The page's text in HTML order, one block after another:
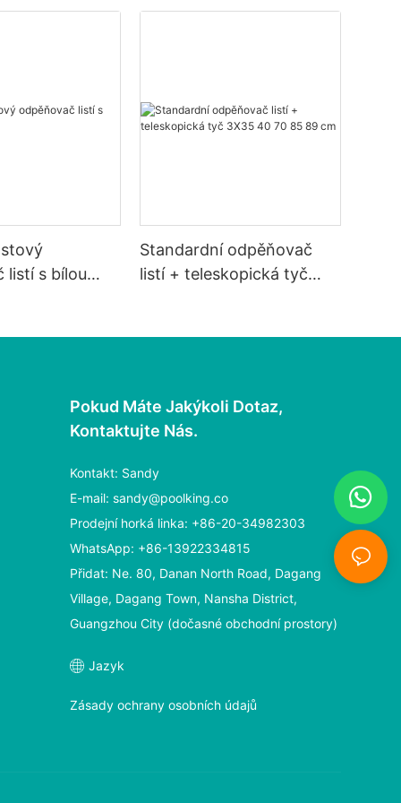
listí s bílou
Standardní odpěňovač
listí + teleskopická tyč
Pokud Máte Jakýkoli Dotaz,
Kontaktujte Nás.
Kontakt: Sandy
E-mail:sandy@poolking.co
Prodejní horká linka: +86-20-34982303
WhatsApp: +86-13922334815
Přidat: Ne. 80, Danan North Road, Dagang
Village, Dagang Town, Nansha District,
Guangzhou City (dočasné obchodní prostory)
Jazyk
Zásady ochrany osobních údajů